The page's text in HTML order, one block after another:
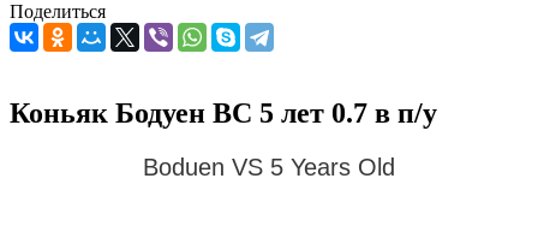
Поделиться
Коньяк Бодуен ВС 5 лет 0.7 в п/у
Boduen VS 5 Years Old